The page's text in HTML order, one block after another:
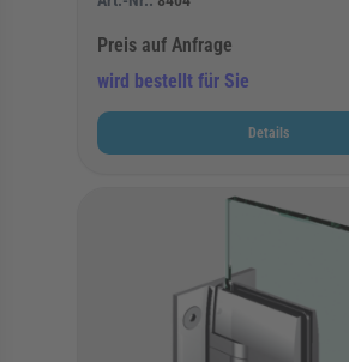
Preis auf Anfrage
wird bestellt für Sie
Details